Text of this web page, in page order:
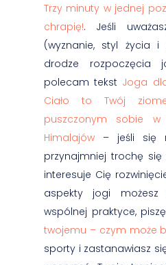
Trzy minuty w jednej
chrapię!. Jeśli
(wyznanie, styl życia
drodze rozpoczęcia
polecam tekst Joga
Ciało to Twój
puszczonym sobie
Himalajów – jeśli się
przynajmniej trochę się
interesuje Cię
aspekty jogi
wspólnej praktyce,
twojemu – czym może
sporty i zastanawiasz